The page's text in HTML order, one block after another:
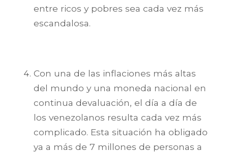
entre ricos y pobres sea cada vez más
escandalosa.
Con una de las inflaciones más altas
del mundo y una moneda nacional en
continua devaluación, el día a día de
los venezolanos resulta cada vez más
complicado. Esta situación ha obligado
ya a más de 7 millones de personas a